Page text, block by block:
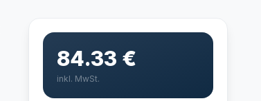
84.33 €
inkl. MwSt.